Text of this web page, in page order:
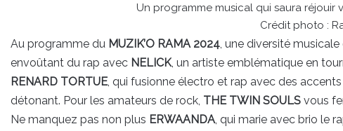
Un programme musical qui saura réjouir
Crédit photo :
Au programme du MUZIK’O RAMA 2024, une diversité musicale
envoûtant du rap avec NELICK, un artiste emblématique en
RENARD TORTUE, qui fusionne électro et rap avec des
détonant. Pour les amateurs de rock, THE TWIN SOULS vous
Ne manquez pas non plus ERWAANDA, qui marie avec brio le